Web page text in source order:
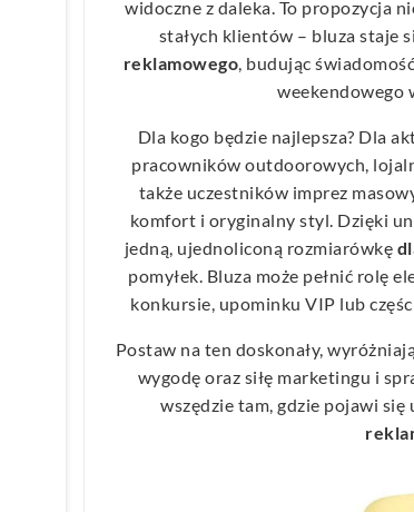
widoczne z daleka. To propozycja
stałych klientów – bluza staje
reklamowego, budując
weekendowego
Dla kogo będzie najlepsza? Dla
pracowników outdoorowych,
także uczestników imprez
komfort i oryginalny styl. Dzięki
jedną, ujednoliconą rozmiarówkę
pomyłek. Bluza może pełnić rolę
konkursie, upominku VIP lub
Postaw na ten doskonały,
wygodę oraz siłę marketingu i
wszędzie tam, gdzie pojawi